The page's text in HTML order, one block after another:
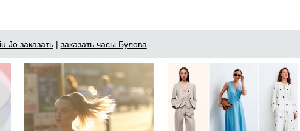
Jo заказать| заказать часы Булова